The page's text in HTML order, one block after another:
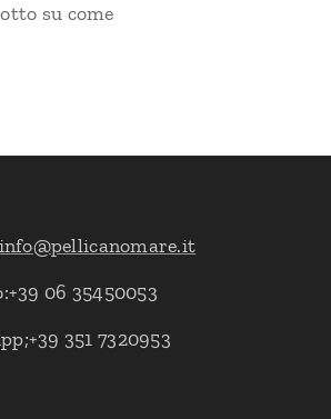
su come
info@pellicanomare.it
06 35450053
351 7320953